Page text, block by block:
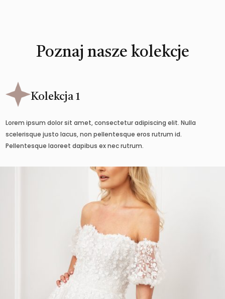
Poznaj nasze kolekcje
Kolekcja 1
Lorem ipsum dolor sit amet, consectetur adipiscing elit. Nulla
scelerisque justo lacus, non pellentesque eros rutrum id.
Pellentesque laoreet dapibus ex nec rutrum.